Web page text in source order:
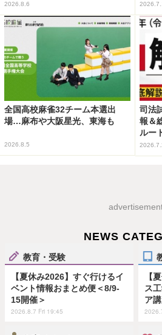
2026.8.6
全国高校麻雀32チーム本選出
場…麻布や大阪星光、東海も
2026.8.5
司法
報＆
ルー
NEWS
教育・受験
【夏休み2026】すぐ行けるイ
ベント情報おまとめ便＜8/9-
15開催＞
2026.8.7 Fri 19:45
【
ス
ア